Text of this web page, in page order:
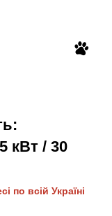
кВт / 30
по всій Україні